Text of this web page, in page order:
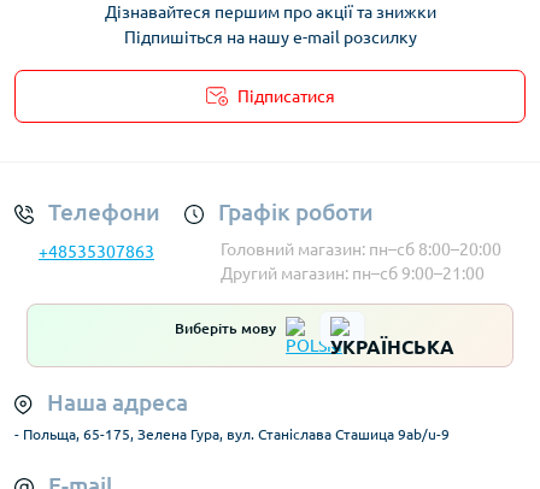
Дізнавайтеся першим про акції та знижки
Підпишіться на нашу e-mail розсилку
Підписатися
Телефони
+48535307863
Графік роботи
Головний магазин: пн–сб 8:00–20:00
Другий магазин: пн–сб 9:00–21:00
Виберіть мову
Наша адреса
- Польща, 65-175, Зелена Гура, вул. Станіслава Сташица 9ab/u-9